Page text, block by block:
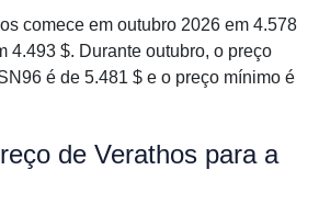
comece em outubro 2026 em 4.578
4.493 $. Durante outubro, o preço
é de 5.481 $ e o preço mínimo é
de Verathos para a